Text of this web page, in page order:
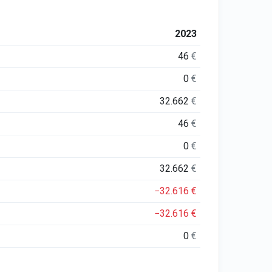
2023
46€
0€
32.662€
46€
0€
32.662€
−32.616€
−32.616€
0€